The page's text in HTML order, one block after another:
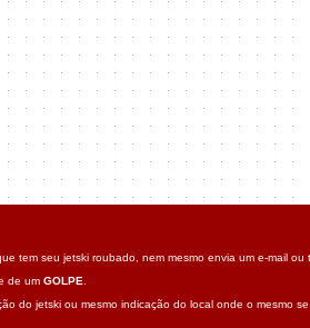
tem seu jetski roubado, nem mesmo envia um e-mail
de um GOLPE
do jetski ou mesmo indicação do local onde o mesmo